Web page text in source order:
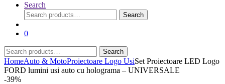
Search
Search
for:
Search
0
Search
for:
Search
HomeAuto & MotoProiectoare Logo UsiSet Proiectoare LED Logo
FORD lumini usi auto cu holograma – UNIVERSALE
-39%